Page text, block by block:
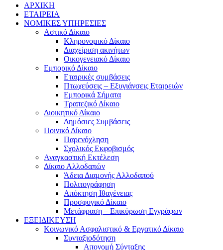
ΑΡΧΙΚΗ
ΕΤΑΙΡΕΙΑ
ΝΟΜΙΚΕΣ ΥΠΗΡΕΣΙΕΣ
Αστικό Δίκαιο
Κληρονομικό Δίκαιο
Διαχείριση ακινήτων
Οικογενειακό Δίκαιο
Εμπορικό Δίκαιο
Εταιρικές συμβάσεις
Πτωχεύσεις – Εξυγιάνσεις Εταιρειών
Εμπορικά Σήματα
Τραπεζικό Δίκαιο
Διοικητικό Δίκαιο
Δημόσιες Συμβάσεις
Ποινικό Δίκαιο
Παρενόχληση
Σχολικός Εκφοβισμός
Αναγκαστική Εκτέλεση
Δίκαιο Αλλοδαπών
Άδεια Διαμονής Αλλοδαπού
Πολιτογράφηση
Απόκτηση Ιθαγένειας
Προσφυγικό Δίκαιο
Μετάφραση – Επικύρωση Εγγράφων
ΕΞΕΙΔΙΚΕΥΣΗ
Κοινωνικό Ασφαλιστικό & Εργατικό Δίκαιο
Συνταξιοδότηση
Απονομή Σύνταξης